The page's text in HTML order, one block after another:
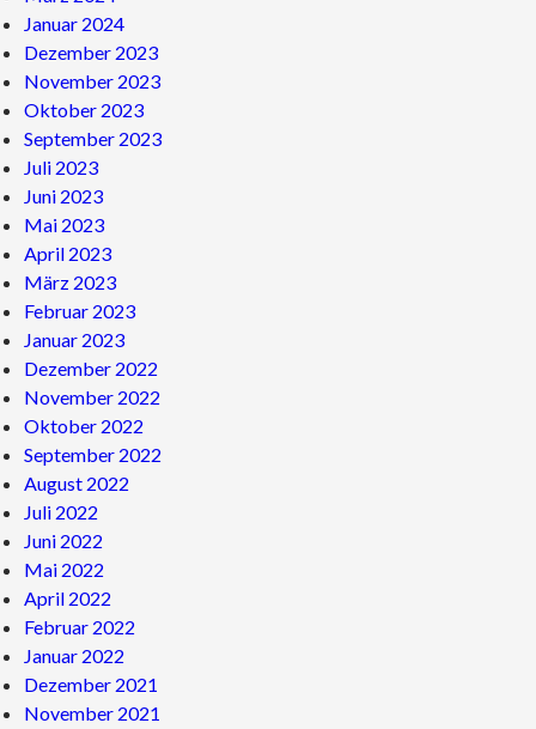
Januar 2024
Dezember 2023
November 2023
Oktober 2023
September 2023
Juli 2023
Juni 2023
Mai 2023
April 2023
März 2023
Februar 2023
Januar 2023
Dezember 2022
November 2022
Oktober 2022
September 2022
August 2022
Juli 2022
Juni 2022
Mai 2022
April 2022
Februar 2022
Januar 2022
Dezember 2021
November 2021